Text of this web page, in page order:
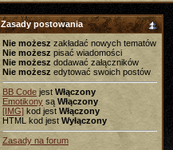
Zasady postowania
Nie możesz zakładać nowych tematów
Nie możesz pisać wiadomości
Nie możesz dodawać załączników
Nie możesz edytować swoich postów
BB Code jest Włączony
Emotikony są Włączony
[IMG] kod jest Włączony
HTML kod jest Wyłączony
Zasady na forum